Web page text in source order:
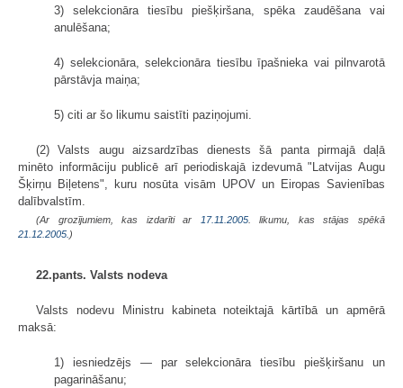
3) selekcionāra tiesību piešķiršana, spēka zaudēšana vai
anulēšana;
4) selekcionāra, selekcionāra tiesību īpašnieka vai pilnvarotā
pārstāvja maiņa;
5) citi ar šo likumu saistīti paziņojumi.
(2) Valsts augu aizsardzības dienests šā panta pirmajā daļā
minēto informāciju publicē arī periodiskajā izdevumā "Latvijas Augu
Šķirņu Biļetens", kuru nosūta visām UPOV un Eiropas Savienības
dalībvalstīm.
(Ar grozījumiem, kas izdarīti ar 17.11.2005. likumu, kas stājas spēkā
21.12.2005.)
22.pants. Valsts nodeva
Valsts nodevu Ministru kabineta noteiktajā kārtībā un apmērā
maksā:
1) iesniedzējs — par selekcionāra tiesību piešķiršanu un
pagarināšanu;